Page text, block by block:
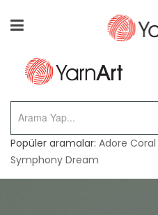
Popüler aramalar: Adore Coral
Symphony Dream